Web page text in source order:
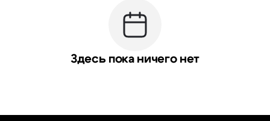
Здесь пока ничего нет